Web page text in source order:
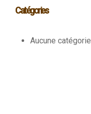
Catégories
Aucune catégorie